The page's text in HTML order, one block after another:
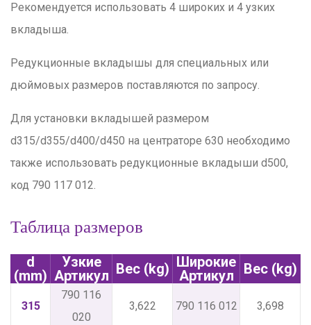
Рекомендуется использовать 4 широких и 4 узких
вкладыша.
Редукционные вкладышы для специальных или
дюймовых размеров поставляются по запросу.
Для установки вкладышей размером
d315/d355/d400/d450 на центраторе 630 необходимо
также использовать редукционные вкладыши d500,
код 790 117 012.
Таблица размеров
d
(mm)
Узкие
Артикул
Вес (kg) Широкие
Артикул
Вес (kg)
315
790 116
020
3,622 790 116 012 3,698